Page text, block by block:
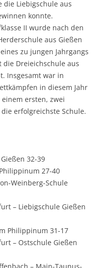
die Liebigschule aus
konnte.
II wurde nach den
aus Gießen
zu jungen Jahrgangs
Dreieichschule aus
Insgesamt war in
in diesem Jahr
ersten, zwei
erfolgreichste Schule.
32-39
27-40
Weinberg-Schule
– Liebigschule Gießen
Philippinum 31-17
– Ostschule Gießen